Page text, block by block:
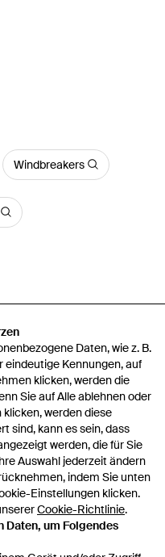
Daten, wie z. B.
eindeutige Kennungen, auf
klicken, werden die
Sie auf Alle ablehnen oder
werden diese
sind, kann es sein, dass
werden, die für Sie
Auswahl jederzeit ändern
indem Sie unten
Einstellungen klicken.
Cookie-Richtlinie.
Daten, um Folgendes
Windbreakers